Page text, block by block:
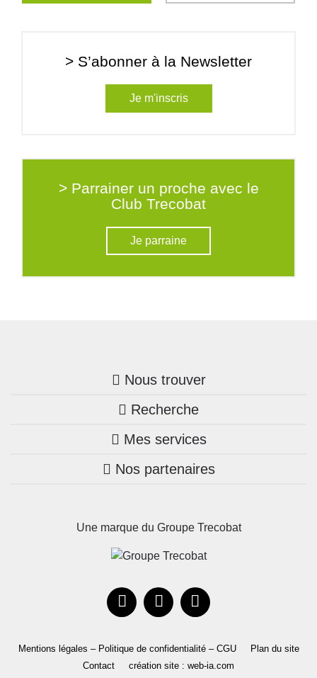
> S’abonner à la Newsletter
Je m'inscris
> Parrainer un proche avec le
Club Trecobat
Je parraine
Nous trouver
Trouver une agence
Bretagne
Pays de la Loire
Occitanie
Recherche
Nos annonces
Maison + terrain
Mes services
Mon compte Trecobois
Parrainez un proche!
Nos partenaires
Une marque du Groupe Trecobat
Mentions légales – Politique de confidentialité – CGU
Plan du site
Contact
création site : web-ia.com